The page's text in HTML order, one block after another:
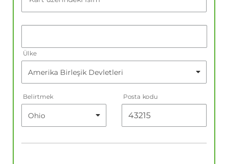
Ülke
Belirtmek Posta kodu